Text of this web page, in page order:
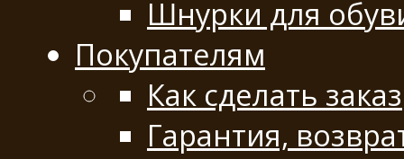
Шнурки для
Покупателям
Как сделать заказ
Гарантия,